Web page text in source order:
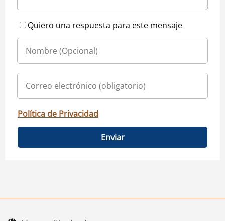
Quiero una respuesta para este mensaje
Política de Privacidad
Enviar